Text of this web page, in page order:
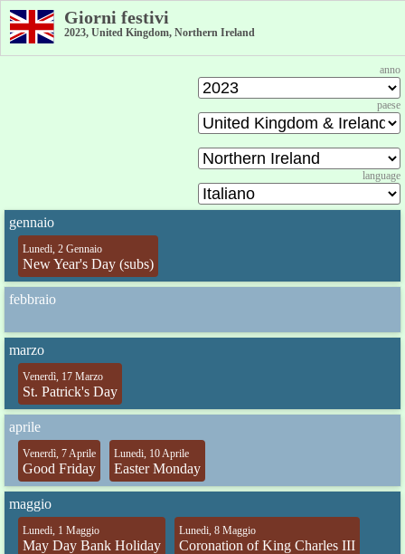
Giorni festivi
2023, United Kingdom, Northern Ireland
anno
paese
language
gennaio
Lunedi, 2 Gennaio
New Year's Day (subs)
febbraio
marzo
Venerdì, 17 Marzo
St. Patrick's Day
aprile
Venerdì, 7 Aprile
Good Friday
Lunedi, 10 Aprile
Easter Monday
maggio
Lunedi, 1 Maggio
May Day Bank Holiday
Lunedi, 8 Maggio
Coronation of King Charles III